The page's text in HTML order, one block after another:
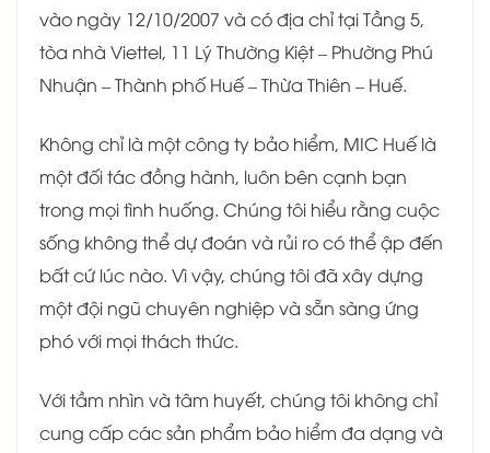
vào ngày 12/10/2007 và có địa chỉ tại Tầng 5,
tòa nhà Viettel, 11 Lý Thường Kiệt – Phường Phú
Nhuận – Thành phố Huế – Thừa Thiên – Huế.
Không chỉ là một công ty bảo hiểm, MIC Huế là
một đối tác đồng hành, luôn bên cạnh bạn
trong mọi tình huống. Chúng tôi hiểu rằng cuộc
sống không thể dự đoán và rủi ro có thể ập đến
bất cứ lúc nào. Vì vậy, chúng tôi đã xây dựng
một đội ngũ chuyên nghiệp và sẵn sàng ứng
phó với mọi thách thức.
Với tầm nhìn và tâm huyết, chúng tôi không chỉ
cung cấp các sản phẩm bảo hiểm đa dạng và